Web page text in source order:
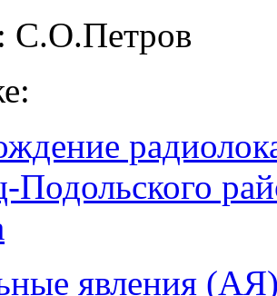
С.О.Петров
Подольского
явления